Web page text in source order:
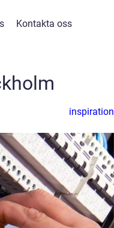
Kontakta oss
inspiration